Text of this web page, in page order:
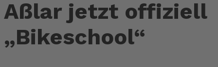
Aßlar jetzt offiziell
„Bikeschool“